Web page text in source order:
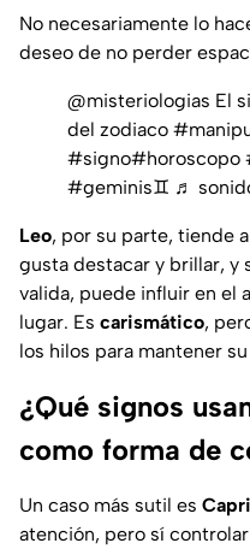
No necesariamente lo
deseo de no perder
@misteriologias El
del zodiaco
#signo#horoscopo
#geminis♊️ ♬
Leo, por su parte, tiende a
gusta destacar y brillar, y
valida, puede influir en el
lugar. Es carismático,
los hilos para mantener su
¿Qué signos
como forma de
Un caso más sutil es
atención, pero sí